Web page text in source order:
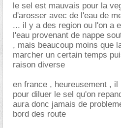
le sel est mauvais pour la
d'arosser avec de l'eau de
... il y a des region ou l'on a
l'eau provenant de nappe
, mais beaucoup moins que
marcher un certain temps
raison diverse
en france , heureusement ,
pour diluer le sel qu'on
aura donc jamais de
bord des route